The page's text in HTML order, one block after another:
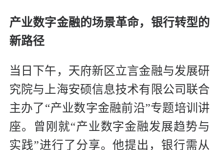
产业数字金融的场景革命，银行转型的
新路径
当日下午，天府新区立言金融与发展研
究院与上海安硕信息技术有限公司联合
主办了“产业数字金融前沿”专题培训讲
座。曾刚就“产业数字金融发展趋势与
实践”进行了分享。他提出，银行需从